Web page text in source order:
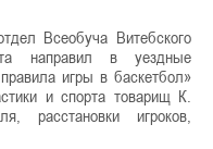
Всеобуча Витебского
направил в уездные
игры в баскетбол»
и спорта товарищ К.
расстановки игроков,